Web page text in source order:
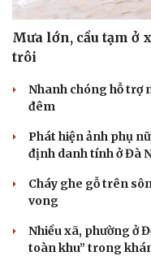
Mưa lớn, cầu tạm ở
trôi
Nhanh chóng hỗ trợ
đêm
Phát hiện ảnh phụ
định danh tính ở Đà
Cháy ghe gỗ trên
vong
Nhiều xã, phường ở
toàn khu” trong